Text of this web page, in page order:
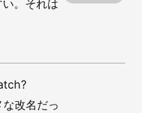
。それは
改名だっ